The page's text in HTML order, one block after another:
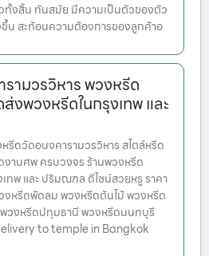
งสิ้น ทันสมัย มีความเป็นตัวของตัว
น สะท้อนความต้องการของลูกค้าอ
ามวรวิหาร พวงหรีด
งพวงหรีดในกรุงเทพ และ
ดวัดอนงคารามวรวิหาร สไตล์หรีด
านศพ ครบวงจร ร้านพวงหรีด
ทพ และ ปริมณฑล ดีไซน์สวยหรู ราคา
หรีดพัดลม พวงหรีดต้นไม้ พวงหรีด
พวงหรีดปทุมธานี พวงหรีดนนทบุรี
to temple in Bangkok